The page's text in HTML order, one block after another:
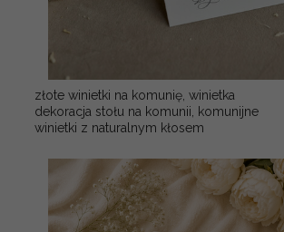
złote winietki na komunię, winietka
dekoracja stołu na komunii, komunijne
winietki z naturalnym kłosem